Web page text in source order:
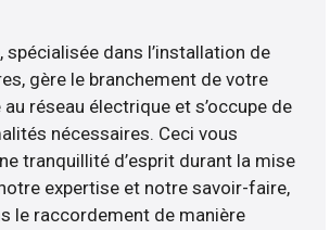
dans l’installation de
gère le branchement de votre
réseau électrique et s’occupe de
nécessaires. Ceci vous
tranquillité d’esprit durant la mise
expertise et notre savoir-faire,
le raccordement de manière